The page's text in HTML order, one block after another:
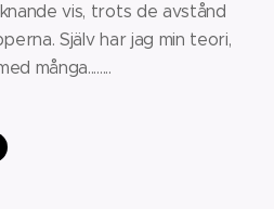
vis, trots de avstånd
Själv har jag min teori,
många........